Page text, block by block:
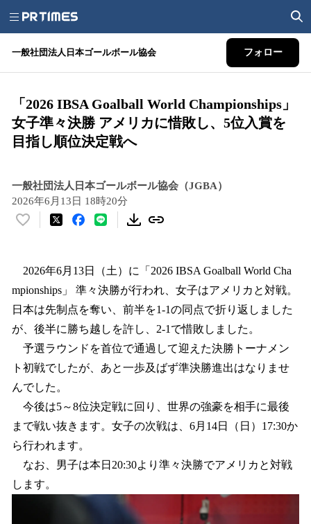
一般社団法人日本ゴールボール協会 フォロー
「2026 IBSA Goalball World Championships」
女子準々決勝 アメリカに惜敗し、5位入賞を
目指し順位決定戦へ
一般社団法人日本ゴールボール協会（JGBA）
2026年6月13日 18時20分
い
！
数
を
読
み
込
み
中
で
す
2026年6月13日（土）に「2026 IBSA Goalball World Cha
mpionships」 準々決勝が行われ、女子はアメリカと対戦。
日本は先制点を奪い、前半を1-1の同点で折り返しました
が、後半に勝ち越しを許し、2-1で惜敗しました。
予選ラウンドを首位で通過して迎えた決勝トーナメン
ト初戦でしたが、あと一歩及ばず準決勝進出はなりませ
んでした。
今後は5～8位決定戦に回り、世界の強豪を相手に最後
まで戦い抜きます。女子の次戦は、6月14日（日）17:30か
ら行われます。
なお、男子は本日20:30より準々決勝でアメリカと対戦
します。